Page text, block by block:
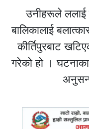
उनीहरूले ललाई
बालिकालाई
कीर्तिपुरबाट
गरेको हो ।